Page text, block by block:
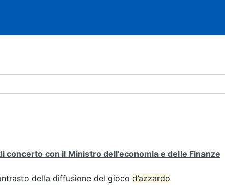
concerto con il Ministro dell'economia e delle Finanze
della diffusione del gioco d’azzardo